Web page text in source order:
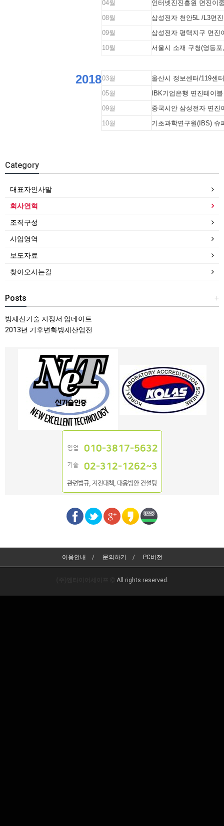
04월
인터넷진진흥원 면진이
08월
삼성전자 천안5L /L3면
09월
삼성전자 평택지구 면진
10월
서울시 소재 구청(영등
201803월
울산시 정보센터/119센
05월
IBK기업은행 면진테이
09월
중국시안 삼성전자 면진
10월
기초과학연구원(IBS) 슈
Category
대표자인사말
회사연혁
조직구성
사업영역
보도자료
찾아오시는길
+
Posts
방재신기술 지정서 업데이트
2013년 기후변화방재산업전
이용안내 문의하기 PC버전
All rights reserved.